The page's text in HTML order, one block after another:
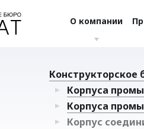
О компании
Конструкторское
Корпуса
Корпуса
Корпус